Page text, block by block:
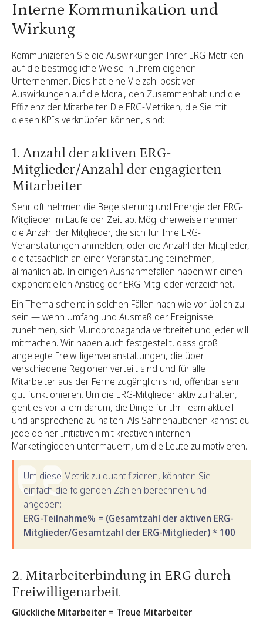
Interne Kommunikation und
Wirkung
Kommunizieren Sie die Auswirkungen Ihrer ERG-Metriken
auf die bestmögliche Weise in Ihrem eigenen
Unternehmen. Dies hat eine Vielzahl positiver
Auswirkungen auf die Moral, den Zusammenhalt und die
Effizienz der Mitarbeiter. Die ERG-Metriken, die Sie mit
diesen KPIs verknüpfen können, sind:
1. Anzahl der aktiven ERG-
Mitglieder/Anzahl der engagierten
Mitarbeiter
Sehr oft nehmen die Begeisterung und Energie der ERG-
Mitglieder im Laufe der Zeit ab. Möglicherweise nehmen
die Anzahl der Mitglieder, die sich für Ihre ERG-
Veranstaltungen anmelden, oder die Anzahl der Mitglieder,
die tatsächlich an einer Veranstaltung teilnehmen,
allmählich ab. In einigen Ausnahmefällen haben wir einen
exponentiellen Anstieg der ERG-Mitglieder verzeichnet.
Ein Thema scheint in solchen Fällen nach wie vor üblich zu
sein — wenn Umfang und Ausmaß der Ereignisse
zunehmen, sich Mundpropaganda verbreitet und jeder will
mitmachen. Wir haben auch festgestellt, dass groß
angelegte Freiwilligenveranstaltungen, die über
verschiedene Regionen verteilt sind und für alle
Mitarbeiter aus der Ferne zugänglich sind, offenbar sehr
gut funktionieren. Um die ERG-Mitglieder aktiv zu halten,
geht es vor allem darum, die Dinge für Ihr Team aktuell
und ansprechend zu halten. Als Sahnehäubchen kannst du
jede deiner Initiativen mit kreativen internen
Marketingideen untermauern, um die Leute zu motivieren.
Um diese Metrik zu quantifizieren, könnten Sie
einfach die folgenden Zahlen berechnen und
angeben:
ERG-Teilnahme% = (Gesamtzahl der aktiven ERG-
Mitglieder/Gesamtzahl der ERG-Mitglieder) * 100
2. Mitarbeiterbindung in ERG durch
Freiwilligenarbeit
Glückliche Mitarbeiter = Treue Mitarbeiter